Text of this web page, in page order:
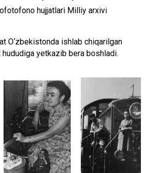
hujjatlari Milliy arxivi
O‘zbekistonda ishlab chiqarilgan
yetkazib bera boshladi.